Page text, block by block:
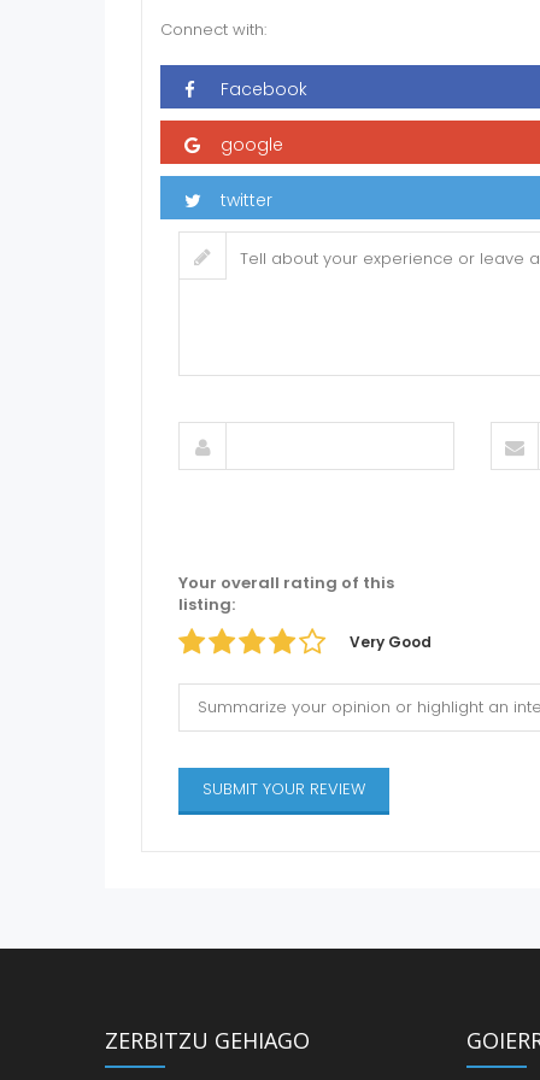
Connect with:
Your overall rating of this
listing:
Very Good
ZERBITZU GEHIAGO